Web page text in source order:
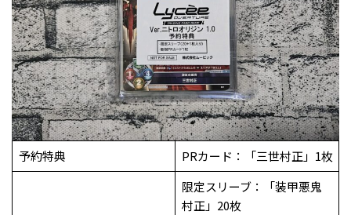
予約特典
PRカード：「三世村正」1枚
限定スリーブ：「装甲悪鬼
村正」20枚